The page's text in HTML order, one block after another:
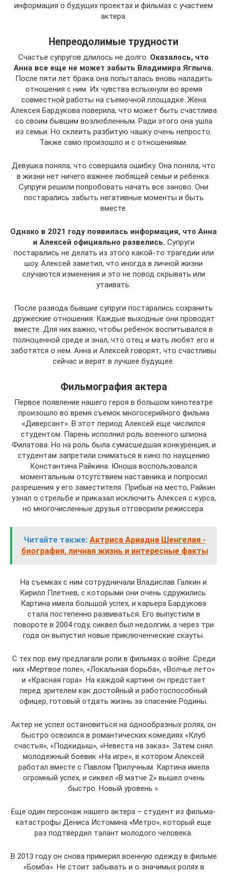
информация о будущих проектах и ​​фильмах с участием
актера.
Непреодолимые трудности
Счастье супругов длилось не долго. Оказалось, что
Анна все еще не может забыть Владимира Яглыча.
После пяти лет брака она попыталась вновь наладить
отношения с ним. Их чувства вспыхнули во время
совместной работы на съемочной площадке. Жена
Алексея Бардукова поверила, что может быть счастлива
со своим бывшим возлюбленным. Ради этого она ушла
из семьи. Но склеить разбитую чашку очень непросто.
Также само произошло и с отношениями.
Девушка поняла, что совершила ошибку. Она поняла, что
в жизни нет ничего важнее любящей семьи и ребенка.
Супруги решили попробовать начать все заново. Они
постарались забыть негативные моменты и быть
вместе.
Однако в 2021 году появилась информация, что Анна
и Алексей официально развелись. Супруги
постарались не делать из этого какой-то трагедии или
шоу. Алексей заметил, что иногда в личной жизни
случаются изменения и это не повод скрывать или
утаивать.
После развода бывшие супруги постарались сохранить
дружеские отношения. Каждые выходные они проводят
вместе. Для них важно, чтобы ребенок воспитывался в
полноценной среде и знал, что отец и мать любят его и
заботятся о нем. Анна и Алексей говорят, что счастливы
сейчас и верят в лучшее будущее.
Фильмография актера
Первое появление нашего героя в большом кинотеатре
произошло во время съемок многосерийного фильма
«Диверсант». В этот период Алексей еще числился
студентом. Парень исполнил роль военного шпиона
Филатова. Но на роль была сумасшедшая конкуренция, и
студентам запретили сниматься в кино по наущению
Константина Райкина. Юноша воспользовался
моментальным отсутствием наставника и попросил
разрешения у его заместителя. Прибыв на место, Райкин
узнал о стрельбе и приказал исключить Алексея с курса,
но многочисленные друзья отговорили режиссера.
Читайте также: Актриса Ариадна Шенгелая -
биография, личная жизнь и интересные факты
На съемках с ним сотрудничали Владислав Галкин и
Кирилл Плетнев, с которыми они очень сдружились.
Картина имела большой успех, и карьера Бардукова
стала постепенно развиваться. Его выпустили в
повороте в 2004 году, сиквел был недолгим, а через три
года он выпустил новые приключенческие скауты.
С тех пор ему предлагали роли в фильмах о войне. Среди
них «Мертвое поле», «Локальная борьба», «Волчье лето»
и «Красная гора». На каждой картине он предстает
перед зрителем как достойный и работоспособный
офицер, готовый отдать жизнь за спасение Родины.
Актер не успел остановиться на однообразных ролях, он
быстро освоился в романтических комедиях «Клуб
счастья», «Подкидыш», «Невеста на заказ». Затем снял
молодежный боевик «На игре», в котором Алексей
работал вместе с Павлом Прилучным. Картина имела
огромный успех, и сиквел «В матче 2» вышел очень
быстро. Новый уровень ».
Еще один персонаж нашего актера – студент из фильма-
катастрофы Дениса Истомина «Метро», который еще
раз подтвердил талант молодого человека.
В 2013 году он снова примерил военную одежду в фильме
«Бомба». Не стоит забывать и о значимых ролях в